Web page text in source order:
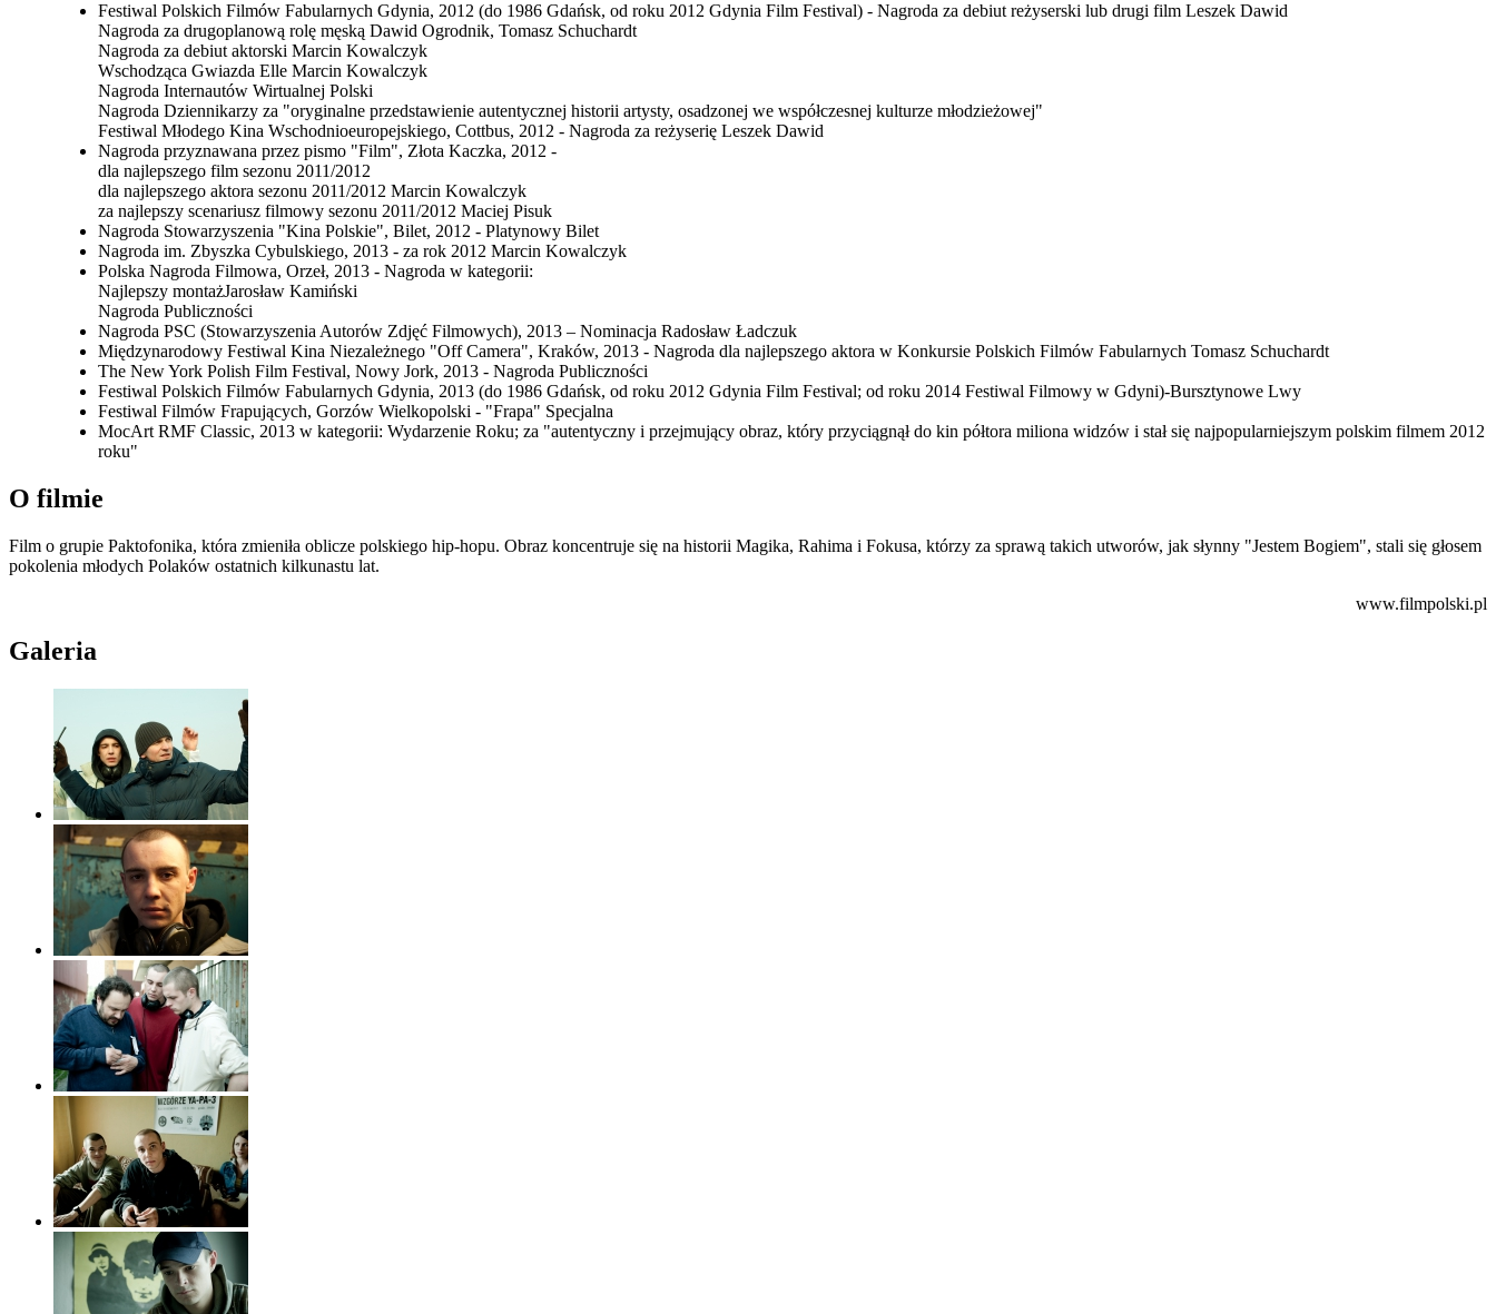
Festiwal Polskich Filmów Fabularnych Gdynia, 2012 (do 1986 Gdańsk, od roku 2012 Gdynia Film Festival) - Nagroda za debiut reżyserski lub drugi film Leszek Dawid
Nagroda za drugoplanową rolę męską Dawid Ogrodnik, Tomasz Schuchardt
Nagroda za debiut aktorski Marcin Kowalczyk
Wschodząca Gwiazda Elle Marcin Kowalczyk
Nagroda Internautów Wirtualnej Polski
Nagroda Dziennikarzy za "oryginalne przedstawienie autentycznej historii artysty, osadzonej we współczesnej kulturze młodzieżowej"
Festiwal Młodego Kina Wschodnioeuropejskiego, Cottbus, 2012 - Nagroda za reżyserię Leszek Dawid
Nagroda przyznawana przez pismo "Film", Złota Kaczka, 2012 -
dla najlepszego film sezonu 2011/2012
dla najlepszego aktora sezonu 2011/2012 Marcin Kowalczyk
za najlepszy scenariusz filmowy sezonu 2011/2012 Maciej Pisuk
Nagroda Stowarzyszenia "Kina Polskie", Bilet, 2012 - Platynowy Bilet
Nagroda im. Zbyszka Cybulskiego, 2013 - za rok 2012 Marcin Kowalczyk
Polska Nagroda Filmowa, Orzeł, 2013 - Nagroda w kategorii:
Najlepszy montażJarosław Kamiński
Nagroda Publiczności
Nagroda PSC (Stowarzyszenia Autorów Zdjęć Filmowych), 2013 – Nominacja Radosław Ładczuk
Międzynarodowy Festiwal Kina Niezależnego "Off Camera", Kraków, 2013 - Nagroda dla najlepszego aktora w Konkursie Polskich Filmów Fabularnych Tomasz Schuchardt
The New York Polish Film Festival, Nowy Jork, 2013 - Nagroda Publiczności
Festiwal Polskich Filmów Fabularnych Gdynia, 2013 (do 1986 Gdańsk, od roku 2012 Gdynia Film Festival; od roku 2014 Festiwal Filmowy w Gdyni)-Bursztynowe Lwy
Festiwal Filmów Frapujących, Gorzów Wielkopolski - "Frapa" Specjalna
MocArt RMF Classic, 2013 w kategorii: Wydarzenie Roku; za "autentyczny i przejmujący obraz, który przyciągnął do kin półtora miliona widzów i stał się najpopularniejszym polskim filmem 2012
roku"
O filmie
Film o grupie Paktofonika, która zmieniła oblicze polskiego hip-hopu. Obraz koncentruje się na historii Magika, Rahima i Fokusa, którzy za sprawą takich utworów, jak słynny "Jestem Bogiem", stali się głosem
pokolenia młodych Polaków ostatnich kilkunastu lat.
www.filmpolski.pl
Galeria